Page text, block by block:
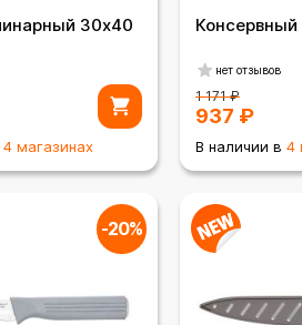
30х40
4 магазинах
нет отзывов
1 171₽
937 ₽
В наличии в 4
-20%